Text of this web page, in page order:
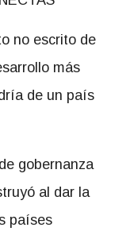
no escrito de
más
de un país
gobernanza
al dar la
países